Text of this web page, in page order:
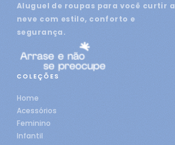
Aluguel de roupas para você curtir a
neve com estilo, conforto e
segurança.
COLEÇÕES
Home
Acessórios
Feminino
Infantil